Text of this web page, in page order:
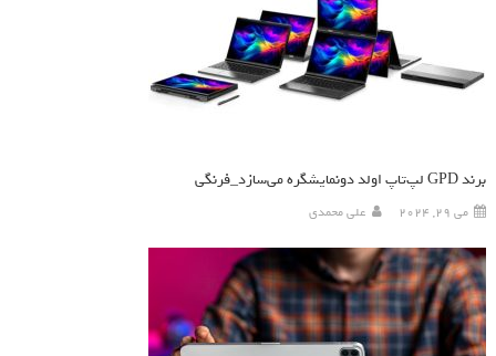
برند GPD لپ‌تاپ اولد دونمایشگره می‌سازد_فرنگی
می 29, 2024 علی محمدی